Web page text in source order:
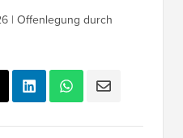
| Offenlegung durch